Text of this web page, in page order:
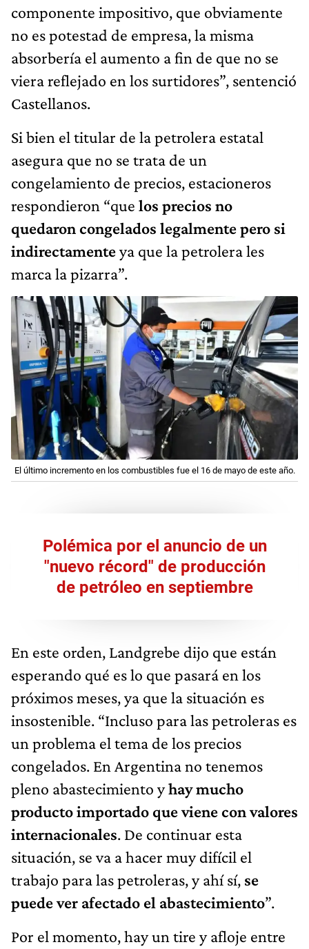
componente impositivo, que obviamente
no es potestad de empresa, la misma
absorbería el aumento a fin de que no se
viera reflejado en los surtidores”, sentenció
Castellanos.
Si bien el titular de la petrolera estatal
asegura que no se trata de un
congelamiento de precios, estacioneros
respondieron “que los precios no
quedaron congelados legalmente pero si
indirectamenteya que la petrolera les
marca la pizarra”.
El último incremento en los combustibles fue el 16 de mayo de este año.
Polémica por el anuncio de un
"nuevo récord" de producción
de petróleo en septiembre
En este orden, Landgrebe dijo que están
esperando qué es lo que pasará en los
próximos meses, ya que la situación es
insostenible. “Incluso para las petroleras es
un problema el tema de los precios
congelados. En Argentina no tenemos
pleno abastecimiento yhay mucho
producto importado que viene con valores
internacionales. De continuar esta
situación, se va a hacer muy difícil el
trabajo para las petroleras, y ahí sí, se
puede ver afectado el abastecimiento”.
Por el momento, hay un tire y afloje entre